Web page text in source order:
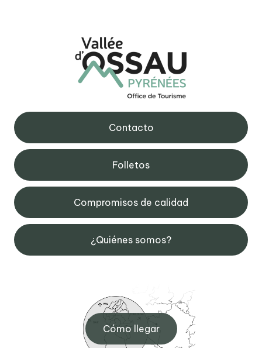
Contacto
Folletos
Compromisos de calidad
¿Quiénes somos?
Cómo llegar